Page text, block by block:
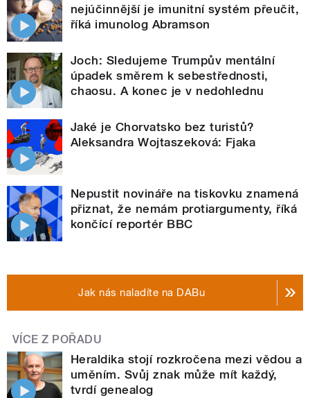
nejúčinnější je imunitní systém přeučit,
říká imunolog Abramson
Joch: Sledujeme Trumpův mentální
úpadek směrem k sebestřednosti,
chaosu. A konec je v nedohlednu
Jaké je Chorvatsko bez turistů?
Aleksandra Wojtaszeková: Fjaka
Nepustit novináře na tiskovku znamená
přiznat, že nemám protiargumenty, říká
končící reportér BBC
Jak nás naladíte na DABu
VÍCE Z POŘADU
Heraldika stojí rozkročena mezi vědou a
uměním. Svůj znak může mít každý,
tvrdí genealog